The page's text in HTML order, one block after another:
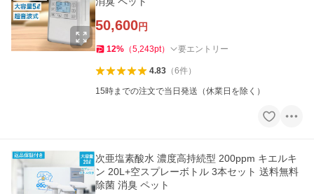
50,600円
12% （5,243pt） 要エントリー
4.83（6件）
15時までの注文で当日発送（休業日を除く）
次亜塩素酸水 濃度高持続型 200ppm キエルキ
ン 20L+空スプレーボトル 3本セット 送料無料
除菌 消臭 ペット